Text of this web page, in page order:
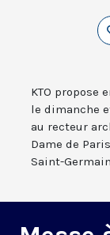
KTO propose
le dimanche
au recteur
Dame de
Saint-